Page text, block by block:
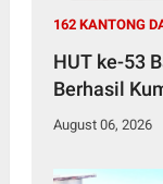
162 KANTONG
HUT ke-53
Berhasil
August 06, 2026